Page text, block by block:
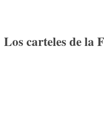
Los carteles de la